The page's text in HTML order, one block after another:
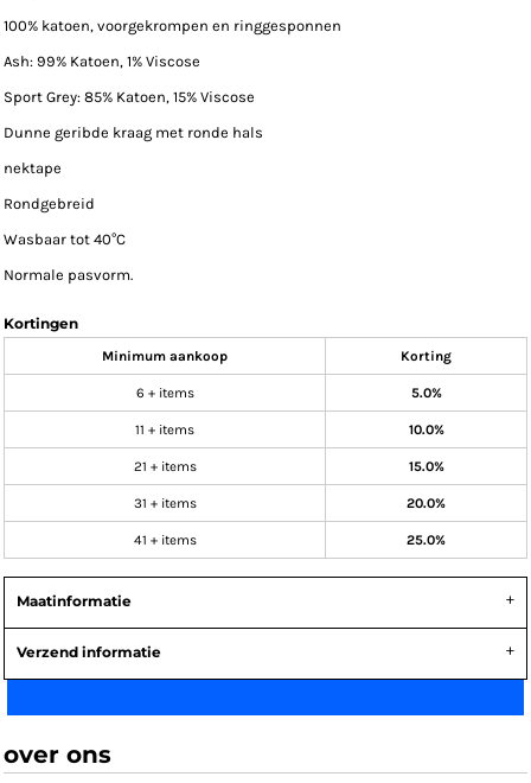
100% katoen, voorgekrompen en ringgesponnen
Ash: 99% Katoen, 1% Viscose
Sport Grey: 85% Katoen, 15% Viscose
Dunne geribde kraag met ronde hals
nektape
Rondgebreid
Wasbaar tot 40°C
Normale pasvorm.
Kortingen
Minimum aankoop Korting
6 + items 5.0%
11 + items 10.0%
21 + items 15.0%
31 + items 20.0%
41 + items 25.0%
Maatinformatie
Verzend informatie
over ons